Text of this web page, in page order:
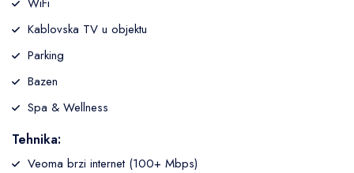
Kablovska TV u objektu
Parking
Bazen
Spa & Wellness
Tehnika:
Veoma brzi internet (100+ Mbps)